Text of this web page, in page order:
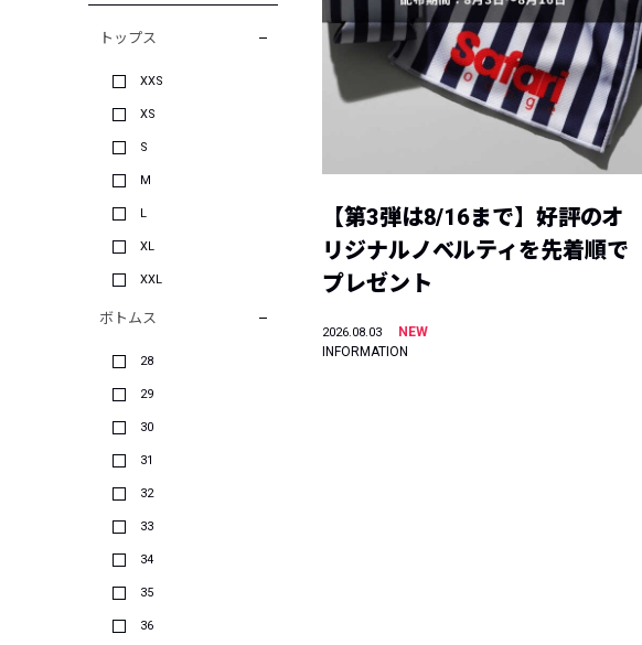
トップス
XXS
XS
S
M
L
XL
XXL
ボトムス
28
29
30
31
32
33
34
35
36
【第3弾は8/16まで】好評のオ
リジナルノベルティを先着順で
プレゼント
2026.08.03
NEW
INFORMATION